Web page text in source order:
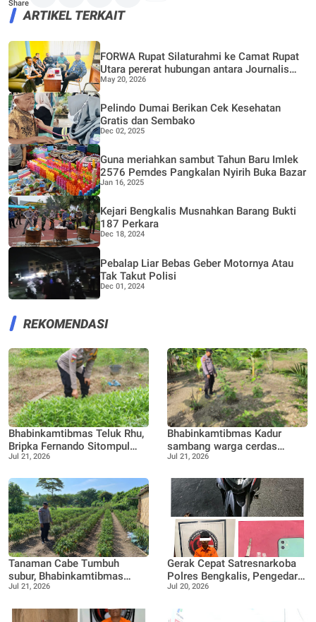
Share
ARTIKEL TERKAIT
FORWA Rupat Silaturahmi ke Camat Rupat
Utara pererat hubungan antara Journalis
dan Pemerintahan
May 20, 2026
Pelindo Dumai Berikan Cek Kesehatan
Gratis dan Sembako
Dec 02, 2025
Guna meriahkan sambut Tahun Baru Imlek
2576 Pemdes Pangkalan Nyirih Buka Bazar
Jan 16, 2025
Kejari Bengkalis Musnahkan Barang Bukti
187 Perkara
Dec 18, 2024
Pebalap Liar Bebas Geber Motornya Atau
Tak Takut Polisi
Dec 01, 2024
REKOMENDASI
Bhabinkamtibmas Teluk Rhu,
Bripka Fernando Sitompul
terus dukung Warga dalam
Rumah
Jul 21, 2026
Bhabinkamtibmas Kadur
sambang warga cerdas
manfaatkan pekarangan
pertanian bergizi
Jul 21, 2026
Tanaman Cabe Tumbuh
subur, Bhabinkamtibmas
Tanjung Punak lakukan
Jul 21, 2026
Gerak Cepat Satresnarkoba
Polres Bengkalis, Pengedar
Sabu Dibekuk di Rimba
Jul 20, 2026